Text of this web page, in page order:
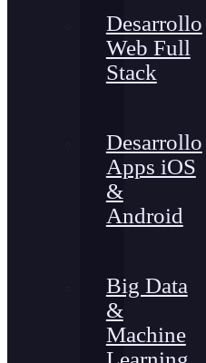
Desarrollo
Web Full
Stack
Desarrollo
Apps iOS
&
Android
Big Data
&
Machine